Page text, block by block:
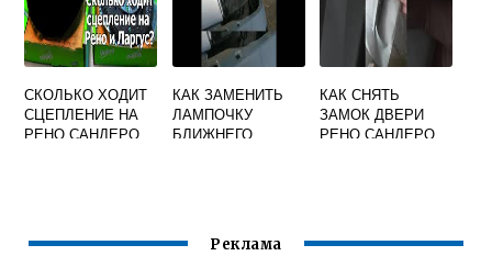
СКОЛЬКО ХОДИТ
СЦЕПЛЕНИЕ НА
РЕНО САНДЕРО
КАК ЗАМЕНИТЬ
ЛАМПОЧКУ
БЛИЖНЕГО
КАК СНЯТЬ
ЗАМОК ДВЕРИ
РЕНО САНДЕРО
Реклама